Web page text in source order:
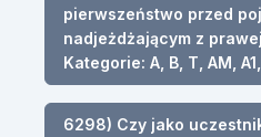
pierwszeństwo przed
nadjeżdżającym z
Kategorie: A, B, T, AM,
6298) Czy jako